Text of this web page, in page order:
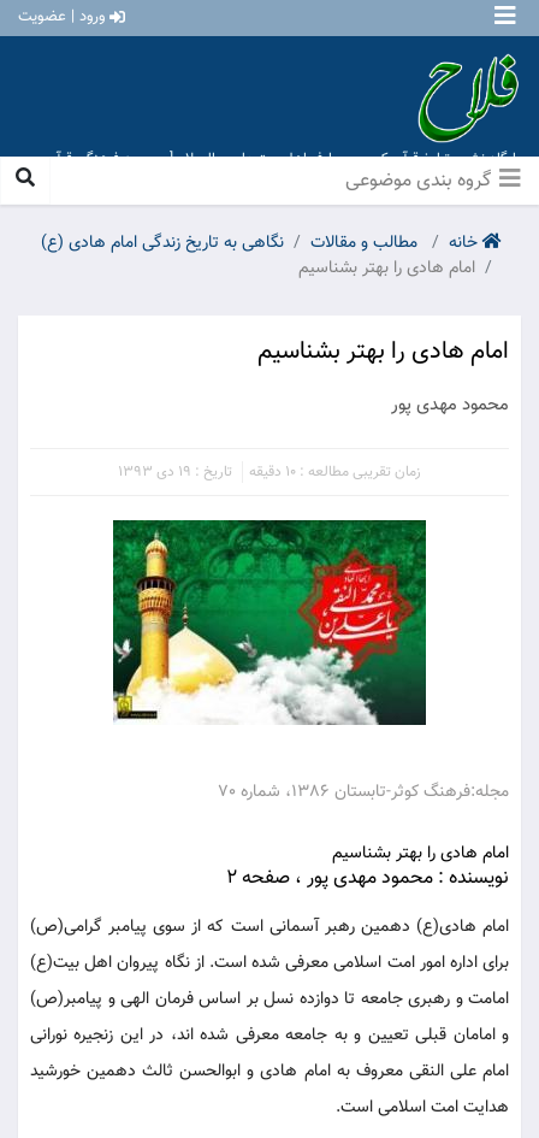
ورود | عضویت
پایگاه نشر و تبلیغ قرآن کریم و معارف اهل بیت علیهم السلام [ موسسه فرهنگی قرآن و
عترت منهاج عشق آباد ]
خانه مطالب و مقالات
نگاهی به تاریخ زندگی امام هادی (ع)
امام هادی را بهتر بشناسیم
امام هادی را بهتر بشناسیم
محمود مهدی پور
زمان تقریبی مطالعه : 10 دقیقه تاریخ : 19 دی 1393
مجله:فرهنگ كوثر-تابستان 1386، شماره 70
امام هادی را بهتر بشناسیم
نویسنده : محمود مهدی پور ، صفحه 2
امام هادی(ع) دهمین رهبر آسمانی است که از سوی پیامبر گرامی(ص)
برای اداره امور امت اسلامی معرفی شده است. از نگاه پیروان اهل بیت(ع)
امامت و رهبری جامعه تا دوازده نسل بر اساس فرمان الهی و پیامبر(ص)
و امامان قبلی تعیین و به جامعه معرفی شده اند، در این زنجیره نورانی
امام علی النقی معروف به امام هادی و ابوالحسن ثالث دهمین خورشید
هدایت امت اسلامی است.